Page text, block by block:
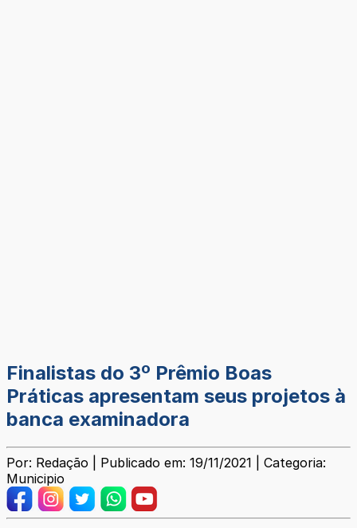
Finalistas do 3º Prêmio Boas
Práticas apresentam seus projetos à
banca examinadora
Por: Redação | Publicado em: 19/11/2021 | Categoria:
Municipio